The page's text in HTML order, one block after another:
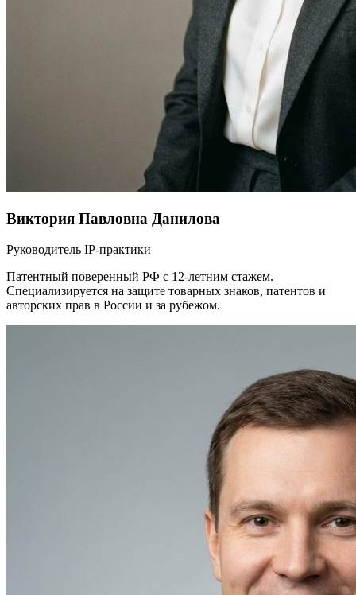
Виктория Павловна Данилова
Руководитель IP-практики
Патентный поверенный РФ с 12-летним стажем.
Специализируется на защите товарных знаков, патентов и
авторских прав в России и за рубежом.